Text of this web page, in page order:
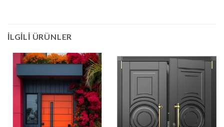
İLGILI ÜRÜNLER